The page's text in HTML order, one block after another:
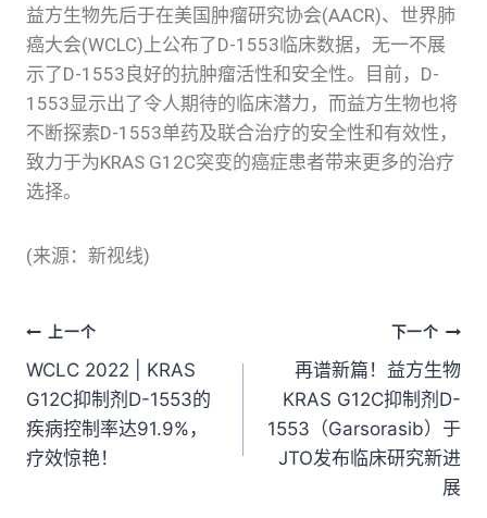
益方生物先后于在美国肿瘤研究协会(AACR)、世界肺
癌大会(WCLC)上公布了D-1553临床数据，无一不展
示了D-1553良好的抗肿瘤活性和安全性。目前，D-
1553显示出了令人期待的临床潜力，而益方生物也将
不断探索D-1553单药及联合治疗的安全性和有效性，
致力于为KRAS G12C突变的癌症患者带来更多的治疗
选择。
(来源：新视线)
上一个
WCLC 2022 | KRAS
G12C抑制剂D-1553的
疾病控制率达91.9%，
疗效惊艳！
下一个
再谱新篇！益方生物
KRAS G12C抑制剂D-
1553（Garsorasib）于
JTO发布临床研究新进
展